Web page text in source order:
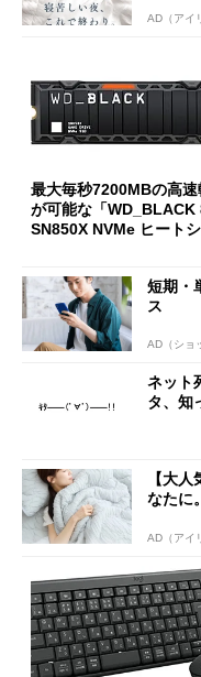
AD（アイ
最大毎秒7200MBの高速
が可能な「WD_BLACK
SN850X NVMe ヒート
短期・
ス
AD（ショ
ネッ
タ、知
【大
なたに。
AD（アイ